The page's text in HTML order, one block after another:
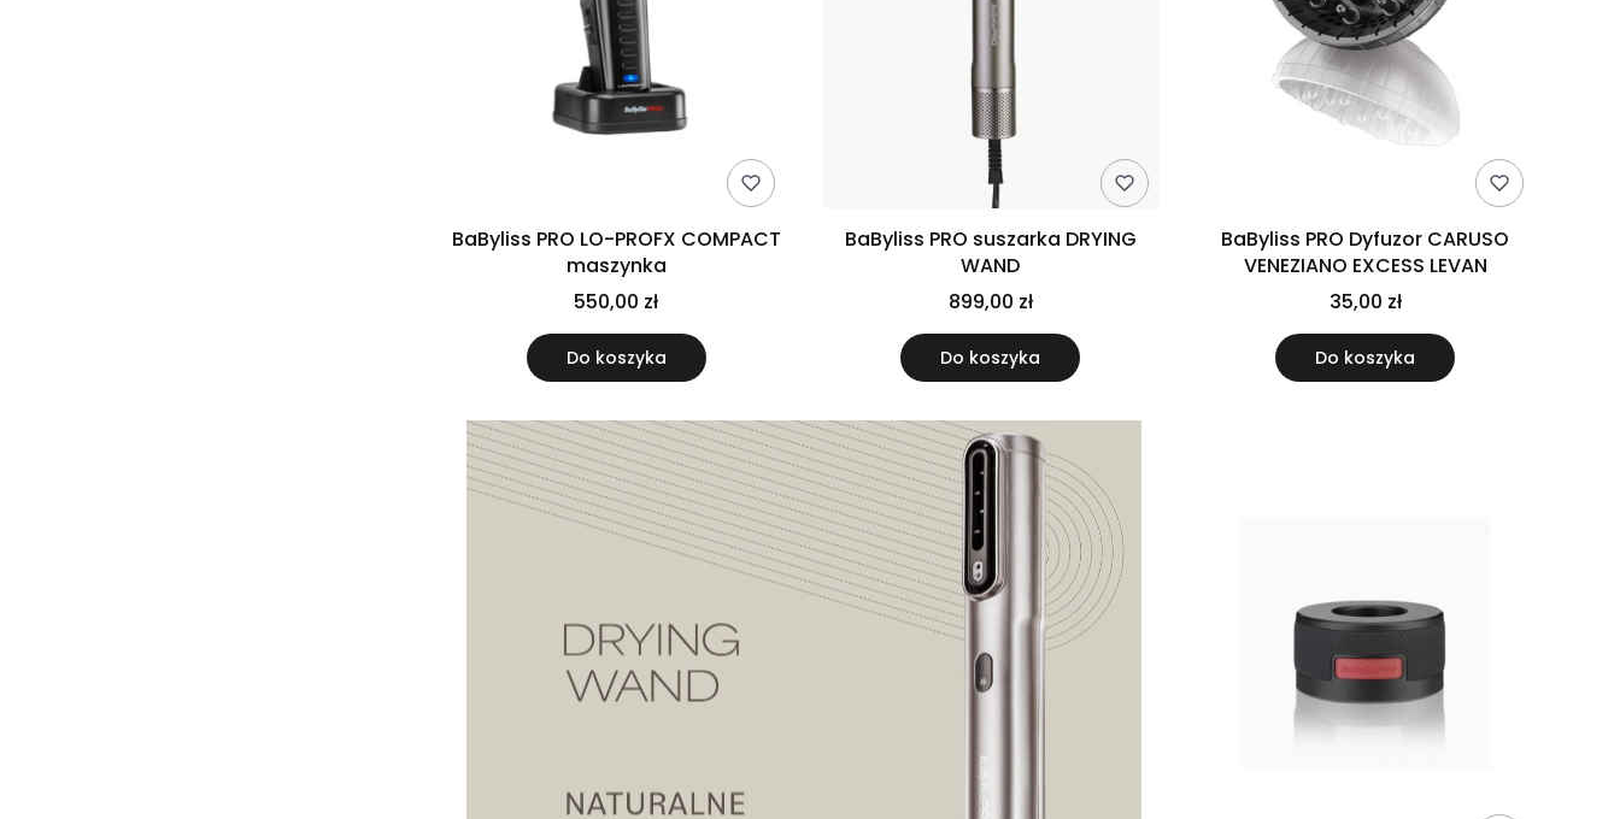
BaByliss PRO LO-PROFX COMPACT
maszynka
550,00 zł
Do koszyka
BaByliss PRO suszarka DRYING
WAND
899,00 zł
Do koszyka
BaByliss PRO Dyfuzor CARUSO
VENEZIANO EXCESS LEVAN
35,00 zł
Do koszyka